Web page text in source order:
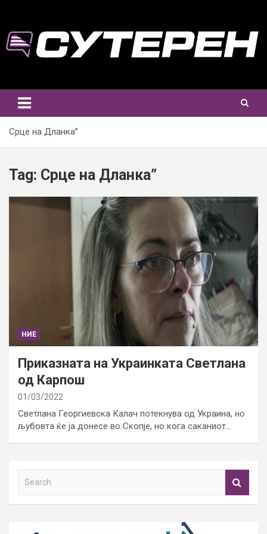
content
Срце на Дланка”
Tag: Срце на Дланка”
НИЕ
Приказната на Украинката Светлана
од Карпош
01/03/2022
Светлана Георгиевска Калач потекнува од Украина, но
љубовта ќе ја донесе во Скопје, но кога саканиот…